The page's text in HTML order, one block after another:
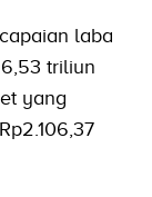
laba
triliun
yang